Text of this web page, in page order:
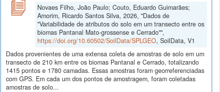
Novaes Filho, João Paulo; Couto, Eduardo Guimarães;
Amorim, Ricardo Santos Silva, 2026, "Dados de
"Variabilidade de atributos do solo em um transecto entre os
biomas Pantanal Mato-grossense e Cerrado"",
https://doi.org/10.60502/SoilData/SPLGEO, SoilData, V1
Dados provenientes de uma extensa coleta de amostras de solo em um
transecto de 210 km entre os biomas Pantanal e Cerrado, totalizando
1415 pontos e 1780 camadas. Essas amostras foram georreferenciadas
com GPS. Em cada um dos pontos de amostragem, foram coletadas
amostras de solo...